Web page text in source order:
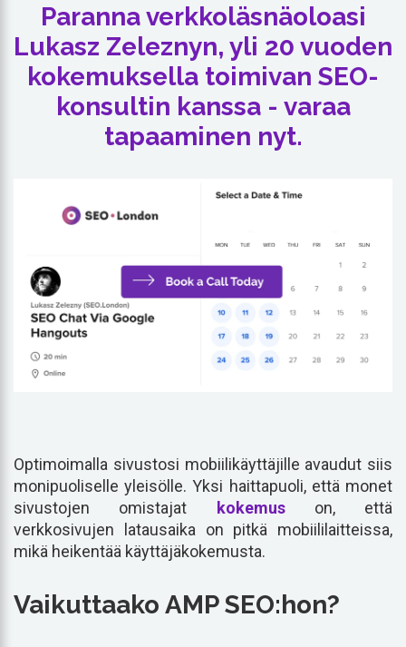
Paranna verkkoläsnäoloasi
Lukasz Zeleznyn, yli 20 vuoden
kokemuksella toimivan SEO-
konsultin kanssa - varaa
tapaaminen nyt.
Optimoimalla sivustosi mobiilikäyttäjille avaudut siis
monipuoliselle yleisölle. Yksi haittapuoli, että monet
sivustojen omistajat
kokemuson, että
verkkosivujen latausaika on pitkä mobiililaitteissa,
mikä heikentää käyttäjäkokemusta.
Vaikuttaako AMP SEO:hon?